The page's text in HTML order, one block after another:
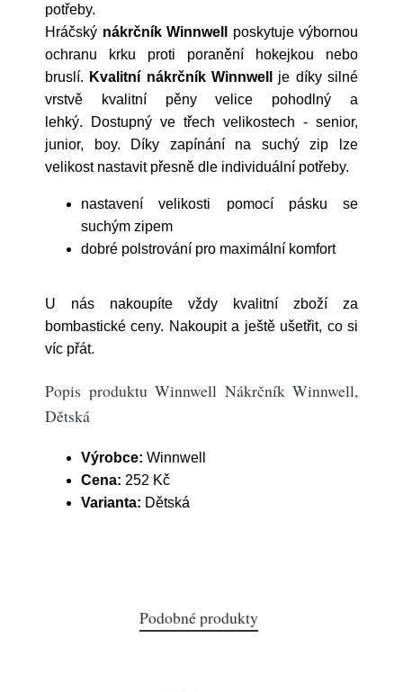
potřeby.
Hráčský nákrčník Winnwell poskytuje výbornou
ochranu krku proti poranění hokejkou nebo
bruslí. Kvalitní nákrčník Winnwell je díky silné
vrstvě kvalitní pěny velice pohodlný a
lehký. Dostupný ve třech velikostech - senior,
junior, boy. Díky zapínání na suchý zip lze
velikost nastavit přesně dle individuální potřeby.
nastavení velikosti pomocí pásku se
suchým zipem
dobré polstrování pro maximální komfort
U nás nakoupíte vždy kvalitní zboží za
bombastické ceny. Nakoupit a ještě ušetřit, co si
víc přát.
Popis produktu Winnwell Nákrčník Winnwell,
Dětská
Výrobce: Winnwell
Cena: 252 Kč
Varianta: Dětská
Podobné produkty